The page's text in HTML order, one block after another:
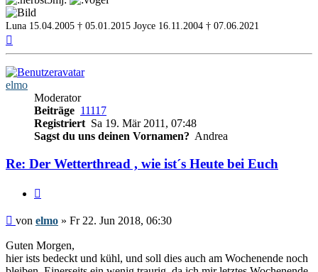
Luna 15.04.2005 † 05.01.2015 Joyce 16.11.2004 † 07.06.2021
elmo
Moderator
Beiträge 11117
Registriert Sa 19. Mär 2011, 07:48
Sagst du uns deinen Vornamen? Andrea
Re: Der Wetterthread , wie ist´s Heute bei Euch
Beitrag
von elmo » Fr 22. Jun 2018, 06:30
Guten Morgen,
hier ists bedeckt und kühl, und soll dies auch am Wochenende noch